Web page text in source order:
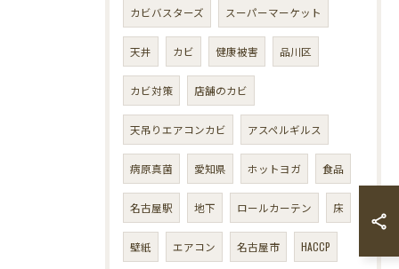
カビバスターズ スーパーマーケット
天井 カビ 健康被害 品川区
カビ対策 店舗のカビ
天吊りエアコンカビ アスペルギルス
病原真菌 愛知県 ホットヨガ 食品
名古屋駅 地下 ロールカーテン 床
壁紙 エアコン 名古屋市 HACCP